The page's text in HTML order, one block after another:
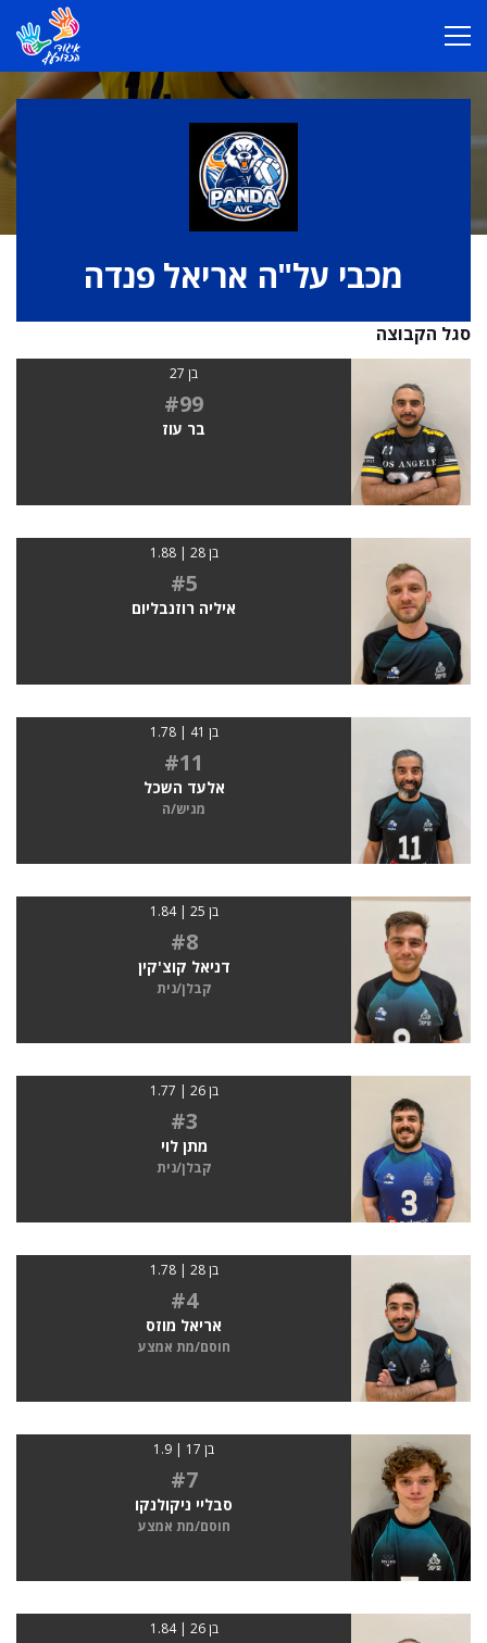
מכבי על"ה אריאל פנדה
סגל הקבוצה
בן 27
#99
בר עוז
בן 28 | 1.88
#5
איליה רוזנבליום
בן 41 | 1.78
#11
אלעד השכל
מגיש/ה
בן 25 | 1.84
#8
דניאל קוצ'קין
קבלן/נית
בן 26 | 1.77
#3
מתן לוי
קבלן/נית
בן 28 | 1.78
#4
אריאל מוזס
חוסם/מת אמצע
בן 17 | 1.9
#7
סבליי ניקולנקו
חוסם/מת אמצע
בן 26 | 1.84